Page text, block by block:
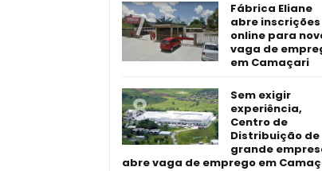
Fábrica Eliane
abre inscrições
online para
vaga de
em Camaçari
Sem exigir
experiência,
Centro de
Distribuição de
grande
abre vaga de emprego em